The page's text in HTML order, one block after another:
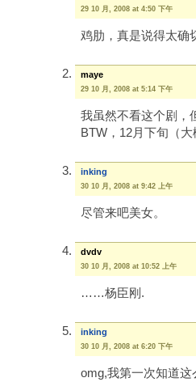
29 10 月, 2008 at 4:50 下午
鸡肋，真是说得太确
maye
29 10 月, 2008 at 5:14 下午
我虽然不看这个剧，
BTW，12月下旬（
inking
30 10 月, 2008 at 9:42 上午
尽管来吧美女。
dvdv
30 10 月, 2008 at 10:52 上午
……杨臣刚.
inking
30 10 月, 2008 at 6:20 下午
omg,我第一次知道